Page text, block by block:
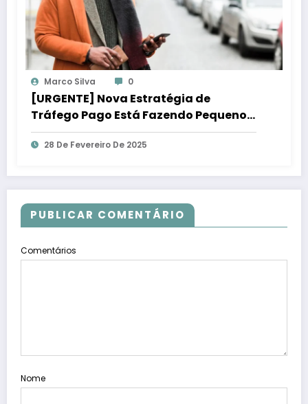
Marco Silva 0
[URGENTE] Nova Estratégia de
Tráfego Pago Está Fazendo Pequenos
Negócios Lucrar Mais!
28 De Fevereiro De 2025
PUBLICAR COMENTÁRIO
Comentários
Nome